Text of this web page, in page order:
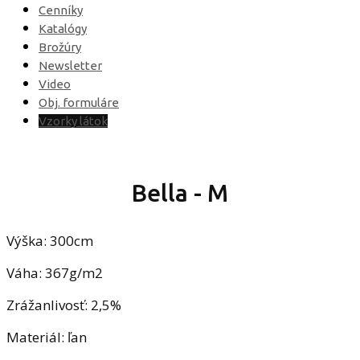
Cenníky
Katalógy
Brožúry
Newsletter
Video
Obj. formuláre
Vzorky látok
Bella - M
Výška: 300cm
Váha: 367g/m2
Zrážanlivosť: 2,5%
Materiál: ľan